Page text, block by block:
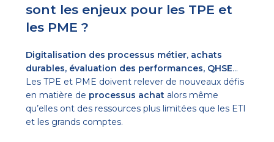
sont les enjeux pour les TPE et
les PME ?
Digitalisation des processus métier, achats
durables, évaluation des performances, QHSE…
Les TPE et PME doivent relever de nouveaux défis
en matière de processus achat alors même
qu’elles ont des ressources plus limitées que les ETI
et les grands comptes.